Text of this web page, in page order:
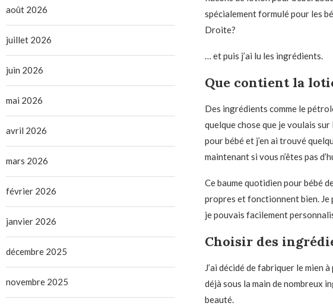
spécialement formulé pour les
Droite?
… et puis j’ai lu les ingrédients.
Que contient la
Des ingrédients comme le
quelque chose que je voulais sur
pour bébé et j’en ai trouvé
maintenant si vous n’êtes pas
Ce baume quotidien pour bébé
propres et fonctionnent bien. Je
je pouvais facilement
Choisir des
J’ai décidé de fabriquer le mien
déjà sous la main de nombreux
beauté.
août 2026
juillet 2026
juin 2026
mai 2026
avril 2026
mars 2026
février 2026
janvier 2026
décembre 2025
novembre 2025